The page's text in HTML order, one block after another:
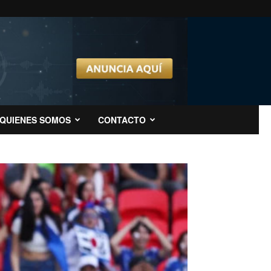
QUIENES SOMOS CONTACTO